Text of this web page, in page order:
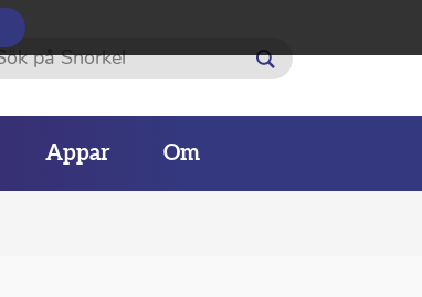
Sök
Appar Om